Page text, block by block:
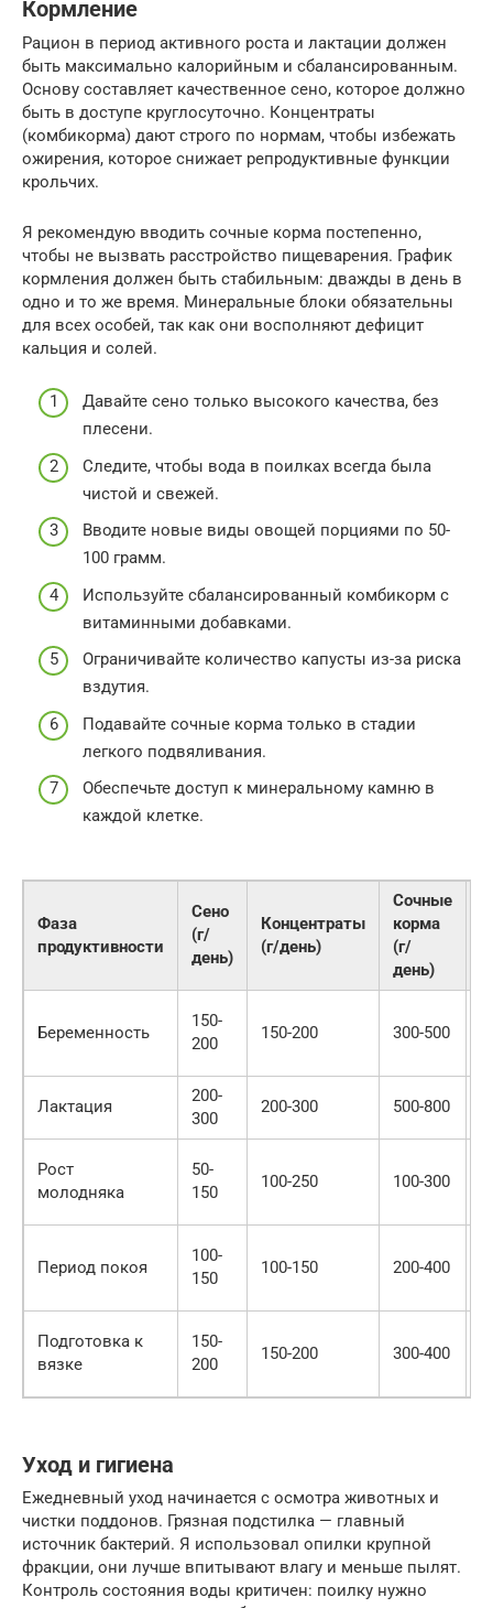
Кормление
Рацион в период активного роста и лактации должен
быть максимально калорийным и сбалансированным.
Основу составляет качественное сено, которое должно
быть в доступе круглосуточно. Концентраты
(комбикорма) дают строго по нормам, чтобы избежать
ожирения, которое снижает репродуктивные функции
крольчих.
Я рекомендую вводить сочные корма постепенно,
чтобы не вызвать расстройство пищеварения. График
кормления должен быть стабильным: дважды в день в
одно и то же время. Минеральные блоки обязательны
для всех особей, так как они восполняют дефицит
кальция и солей.
Давайте сено только высокого качества, без
плесени.
Следите, чтобы вода в поилках всегда была
чистой и свежей.
Вводите новые виды овощей порциями по 50-
100 грамм.
Используйте сбалансированный комбикорм с
витаминными добавками.
Ограничивайте количество капусты из-за риска
вздутия.
Подавайте сочные корма только в стадии
легкого подвяливания.
Обеспечьте доступ к минеральному камню в
каждой клетке.
Фаза
продуктивности
Сено
(г/
день)
Концентраты
(г/день)
Сочные
корма
(г/
день)
Беременность
150-
200
150-200 300-500
Лактация
200-
300
200-300 500-800
Рост
молодняка
50-
150
100-250 100-300
Период покоя
100-
150
100-150 200-400
Подготовка к
вязке
150-
200
150-200 300-400
Уход и гигиена
Ежедневный уход начинается с осмотра животных и
чистки поддонов. Грязная подстилка — главный
источник бактерий. Я использовал опилки крупной
фракции, они лучше впитывают влагу и меньше пылят.
Контроль состояния воды критичен: поилку нужно